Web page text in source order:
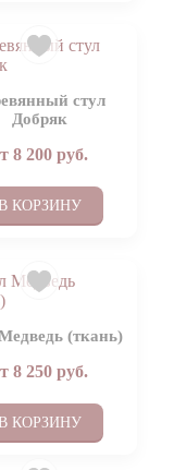
стул
Добряк
8 200руб.
КОРЗИНУ
(ткань)
8 250руб.
КОРЗИНУ